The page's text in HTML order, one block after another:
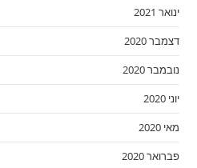
ינואר 2021
דצמבר 2020
נובמבר 2020
יוני 2020
מאי 2020
פברואר 2020